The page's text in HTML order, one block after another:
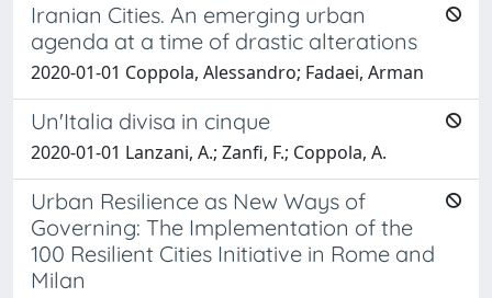
Iranian Cities. An emerging urban
agenda at a time of drastic alterations
2020-01-01 Coppola, Alessandro; Fadaei, Arman
Un'Italia divisa in cinque
2020-01-01 Lanzani, A.; Zanfi, F.; Coppola, A.
Urban Resilience as New Ways of
Governing: The Implementation of the
100 Resilient Cities Initiative in Rome and
Milan